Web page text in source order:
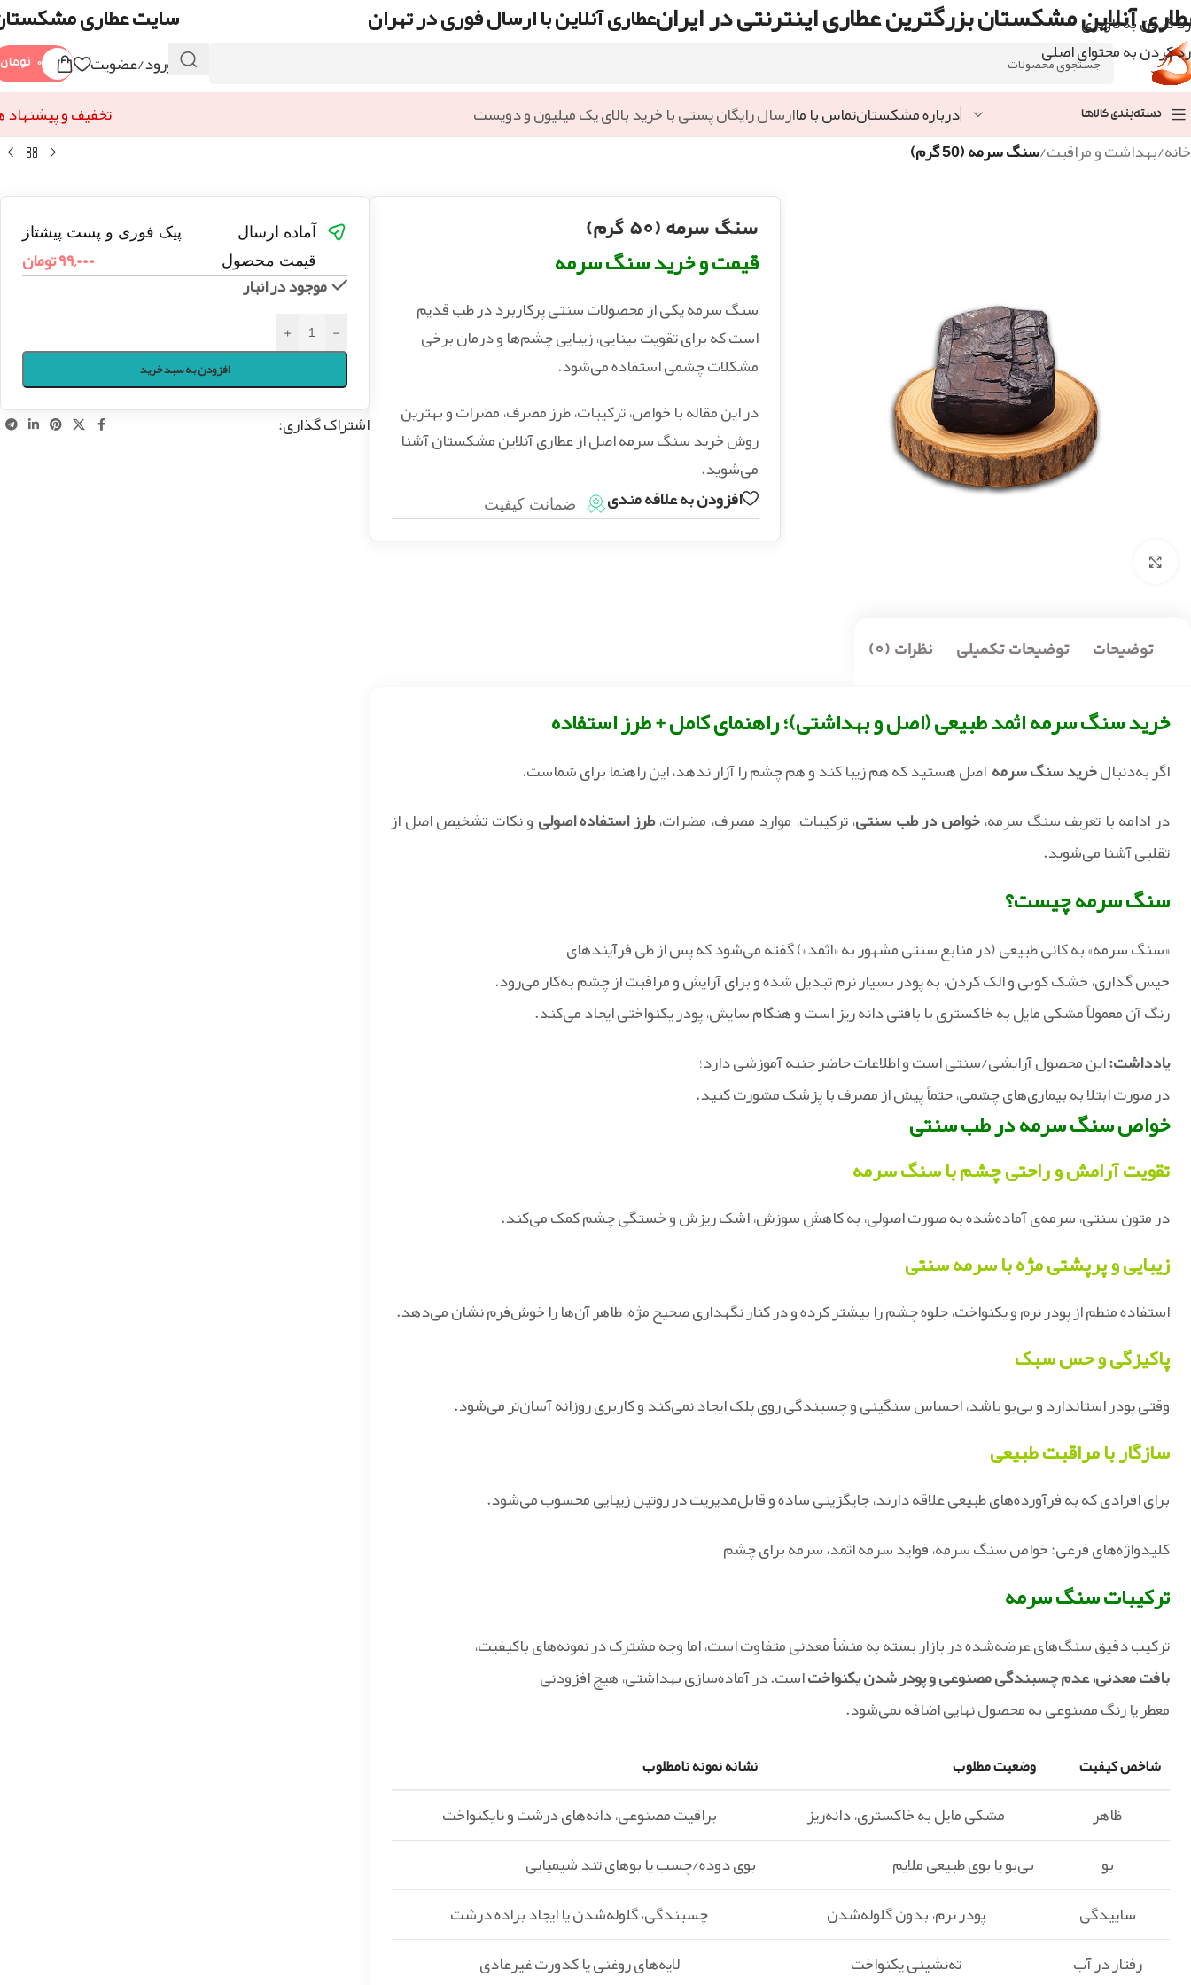
رد کردن به ناوبری
رد کردن به محتوای اصلی
آنلاین مشکستان بزرگترین عطاری اینترنتی در ایرانعطاری آنلاین با ارسال فوری در تهران سایت عطاری
ورود/عضویت ۰ تومان
دسته‌بندی کالاها درباره مشکستانتماس با ماارسال رایگان پستی با خرید بالای یک میلیون و دویست
تخفیف و پیشنهاد
خانه/بهداشت و مراقبت/سنگ سرمه (50 گرم)
سنگ سرمه (50 گرم)
قیمت و خرید سنگ سرمه
سنگ سرمه یکی از محصولات سنتی پرکاربرد در طب قدیم
است که برای تقویت بینایی، زیبایی چشم‌ها و درمان برخی
مشکلات چشمی استفاده می‌شود.
در این مقاله با خواص، ترکیبات، طرز مصرف، مضرات و بهترین
روش خرید سنگ سرمه اصل از عطاری آنلاین مشکستان آشنا
می‌شوید.
افزودن به علاقه مندی
ضمانت کیفیت
توضیحات توضیحات تکمیلی نظرات (0)
خرید سنگ سرمه اثمد طبیعی (اصل و بهداشتی)؛ راهنمای کامل + طرز استفاده
اگر به‌دنبالخرید سنگ سرمهاصل هستید که هم زیبا کند و هم چشم را آزار ندهد، این راهنما برای شماست.
در ادامه با تعریف سنگ سرمه،خواص در طب سنتی، ترکیبات، موارد مصرف، مضرات،طرز استفاده اصولیو نکات تشخیص اصل از
تقلبی آشنا می‌شوید.
سنگ سرمه چیست؟
«سنگ سرمه» به کانی طبیعی (در منابع سنتی مشهور به «اثمد») گفته می‌شود که پس از طی فرآیندهای
خیس‌ گذاری، خشک‌ کوبی و الک‌ کردن، به پودر بسیار نرم تبدیل شده و برای آرایش و مراقبت از چشم به‌کار می‌رود.
رنگ آن معمولاً مشکی مایل به خاکستری با بافتی دانه‌ ریز است و هنگام سایش، پودر یکنواختی ایجاد می‌کند.
یادداشت:این محصول آرایشی/سنتی است و اطلاعات حاضر جنبه آموزشی دارد؛
در صورت ابتلا به بیماری‌های چشمی، حتماً پیش از مصرف با پزشک مشورت کنید.
خواص سنگ سرمه در طب سنتی
تقویت آرامش و راحتی چشم با سنگ سرمه
در متون سنتی، سرمه‌ی آماده‌شده به‌ صورت اصولی، به کاهش سوزش، اشک‌ ریزش و خستگی چشم کمک می‌کند.
زیبایی و پرپشتی مژه با سرمه سنتی
استفاده منظم از پودر نرم و یکنواخت، جلوه چشم را بیشتر کرده و در کنار نگهداری صحیح مژه، ظاهر آن‌ها را خوش‌فرم نشان می‌دهد.
پاکیزگی و حس سبک
وقتی پودر استاندارد و بی‌بو باشد، احساس سنگینی و چسبندگی روی پلک ایجاد نمی‌کند و کاربری روزانه آسان‌تر می‌شود.
سازگار با مراقبت طبیعی
برای افرادی که به فرآورده‌های طبیعی علاقه دارند، جایگزینی ساده و قابل‌مدیریت در روتین زیبایی محسوب می‌شود.
کلیدواژه‌های فرعی: خواص سنگ سرمه، فواید سرمه اثمد، سرمه برای چشم
ترکیبات سنگ سرمه
ترکیب دقیق سنگ‌های عرضه‌شده در بازار بسته به منشأ معدنی متفاوت است، اما وجه مشترک در نمونه‌های باکیفیت،
بافت معدنی، عدم چسبندگی مصنوعی و پودر شدن یکنواختاست. در آماده‌سازی بهداشتی، هیچ افزودنی
معطر یا رنگ مصنوعی به محصول نهایی اضافه نمی‌شود.
شاخص کیفیت وضعیت مطلوب نشانه نمونه نامطلوب
ظاهر مشکی مایل به خاکستری، دانه‌ریز
براقیت مصنوعی، دانه‌های درشت و نایکنواخت
بو
بی‌بو یا بوی طبیعی ملایم
بوی دوده/چسب یا بوهای تند شیمیایی
ساییدگی
پودر نرم، بدون گلوله‌شدن
چسبندگی، گلوله‌شدن یا ایجاد براده درشت
رفتار در آب
ته‌نشینی یکنواخت لایه‌های روغنی یا کدورت غیرعادی
آماده ارسال
پیک فوری و پست پیشتاز
قیمت محصول
۹۹,۰۰۰تومان
موجود در انبار
-
+
افزودن به سبد خرید
اشتراک گذاری: